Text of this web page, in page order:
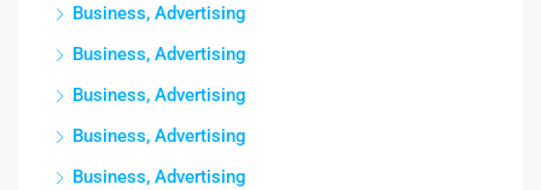
Business, Advertising
Business, Advertising
Business, Advertising
Business, Advertising
Business, Advertising